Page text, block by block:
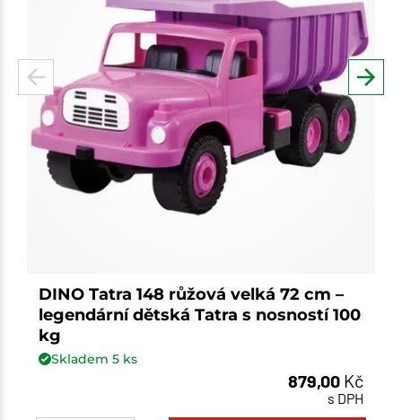
DINO Tatra 148 růžová velká 72 cm –
legendární dětská Tatra s nosností 100
kg
Skladem 5ks
879,00 Kč
s DPH